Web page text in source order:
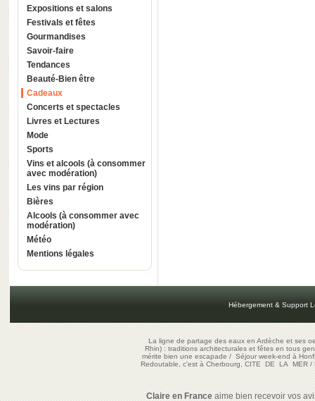
Expositions et salons
Festivals et fêtes
Gourmandises
Savoir-faire
Tendances
Beauté-Bien être
Cadeaux
Concerts et spectacles
Livres et Lectures
Mode
Sports
Vins et alcools (à consommer
avec modération)
Les vins par région
Bières
Alcools (à consommer avec
modération)
Météo
Mentions légales
Hébergement & Support
La ligne de partage des eaux en Ardèche et ses
Rhin) : traditions architecturales et fêtes en tous
mérite bien une escapade/Séjour week-end à
Redoutable, c'est à Cherbourg, CITE DE LA MER/
Claire en Franceaime bien recevoir vos